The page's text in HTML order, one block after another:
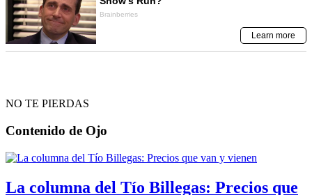
NO TE PIERDAS
Contenido de Ojo
La columna del Tío Billegas: Precios que